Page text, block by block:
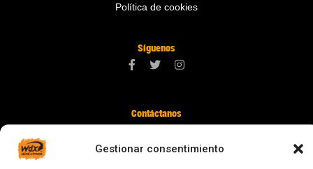
Gestionar consentimiento
Política de cookies
Síguenos
Contáctanos
digital@zonawind.com
Av. de la Mare de Déu de Montserrat, 115